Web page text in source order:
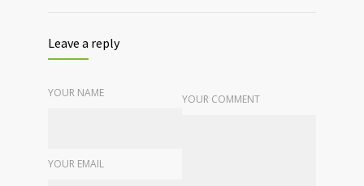
Leave a reply
YOUR NAME
YOUR EMAIL
YOUR COMMENT